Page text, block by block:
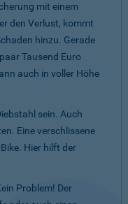
mit einem
den Verlust, kommt
hinzu. Gerade
Tausend Euro
auch in voller Höhe
sein. Auch
Eine verschlissene
Hier hilft der
Problem! Der